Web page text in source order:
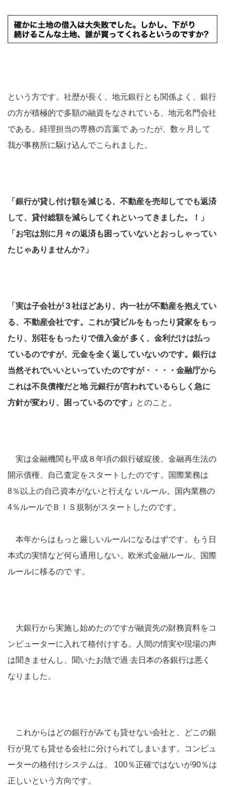
という方です。社歴が長く、地元銀行とも関係よく、銀行
の方が積極的で多額の融資をなされている、地元名門会社
である。経理担当の専務の言葉で あったが、数ヶ月して
我が事務所に駆け込んでこられました。
「銀行が貸し付け額を減じる、不動産を売却してでも返済
して、貸付総額を減らしてくれといってきました。！」
「お宅は別に月々の返済も困っていないとおっしゃってい
たじゃありませんか?」
「実は子会社が３社ほどあり、内一社が不動産を抱えてい
る、不動産会社です。これが貸ビルをもったり貸家をもっ
たり、別荘をもったりで借入金が 多く、金利だけは払っ
ているのですが、元金を全く返していないのです。銀行は
当然それでいいといっていたのですが・・・・金融庁から
これは不良債権だと地 元銀行が言われているらしく急に
方針が変わり、困っているのです」
とのこと。
実は金融機関も平成８年頃の銀行破綻後、金融再生法の
開示債権、自己査定をスタートしたのです。国際業務は
8％以上の自己資本がないと行えな いルール。国内業務の
4％ルールでＢＩＳ規制がスタートしたのです。
本年からはもっと厳しいルールになるはずです。もう日
本式の実情など何ら通用しない。欧米式金融ルール、国際
ルールに移るので す。
大銀行から実施し始めたのですが融資先の財務資料をコ
ンピューターに入れて格付けする。人間の情実や現場の声
は聞きませんし、聞いたお陰で過 去日本の各銀行は悪く
なりました。
これからはどの銀行がみても貸せない会社と、どこの銀
行が見ても貸せる会社に分けられてしまいます。コンピュ
ーターの格付けシステムは、 100％正確ではないが90％は
正しいという方向です。